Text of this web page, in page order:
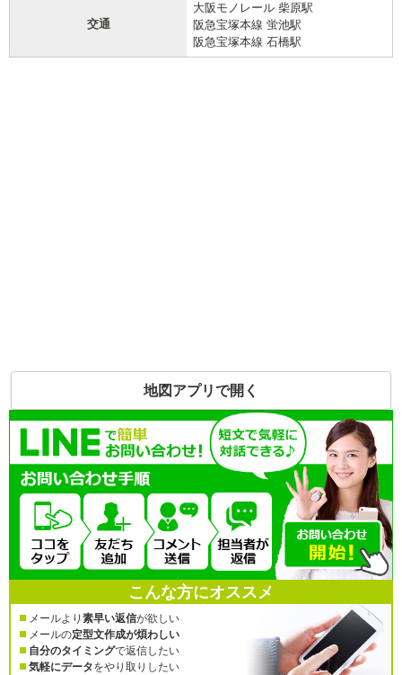
交通
大阪モノレール 柴原駅
阪急宝塚本線 蛍池駅
阪急宝塚本線 石橋駅
地図アプリで開く
こんな方にオススメ
メールより 素早い返信が欲しい
メールの定型文作成が煩わしい
自分のタイミングで返信したい
気軽にデータをやり取りしたい